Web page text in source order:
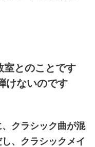
とのことです
けないのです
クラシック曲が混
、クラシックメイ